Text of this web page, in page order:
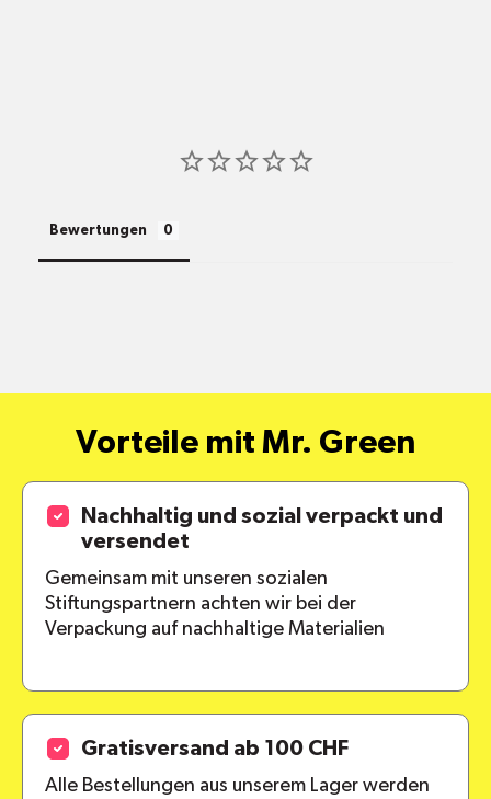
Standort
alle Pakete
Bewertungen
Vorteile mit Mr. Green
Nachhaltig und sozial verpackt und
versendet
Gemeinsam mit unseren sozialen
Stiftungspartnern achten wir bei der
Verpackung auf nachhaltige Materialien
Gratisversand ab 100 CHF
Alle Bestellungen aus unserem Lager werden